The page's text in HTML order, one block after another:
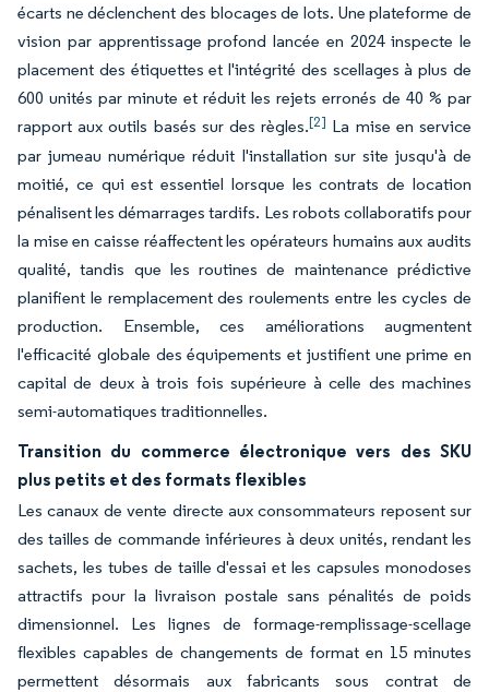
écarts ne déclenchent des blocages de lots. Une plateforme de
vision par apprentissage profond lancée en 2024 inspecte le
placement des étiquettes et l'intégrité des scellages à plus de
600 unités par minute et réduit les rejets erronés de 40 % par
rapport aux outils basés sur des règles.[2] La mise en service
par jumeau numérique réduit l'installation sur site jusqu'à de
moitié, ce qui est essentiel lorsque les contrats de location
pénalisent les démarrages tardifs. Les robots collaboratifs pour
la mise en caisse réaffectent les opérateurs humains aux audits
qualité, tandis que les routines de maintenance prédictive
planifient le remplacement des roulements entre les cycles de
production. Ensemble, ces améliorations augmentent
l'efficacité globale des équipements et justifient une prime en
capital de deux à trois fois supérieure à celle des machines
semi-automatiques traditionnelles.
Transition du commerce électronique vers des SKU
plus petits et des formats flexibles
Les canaux de vente directe aux consommateurs reposent sur
des tailles de commande inférieures à deux unités, rendant les
sachets, les tubes de taille d'essai et les capsules monodoses
attractifs pour la livraison postale sans pénalités de poids
dimensionnel. Les lignes de formage-remplissage-scellage
flexibles capables de changements de format en 15 minutes
permettent désormais aux fabricants sous contrat de